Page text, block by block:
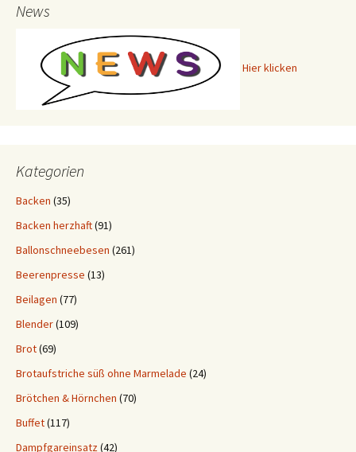
News
Hier klicken
Kategorien
Backen (35)
Backen herzhaft(91)
Ballonschneebesen (261)
Beerenpresse (13)
Beilagen (77)
Blender(109)
Brot(69)
Brotaufstriche süß ohne Marmelade (24)
Brötchen & Hörnchen (70)
Buffet(117)
Dampfgareinsatz(42)